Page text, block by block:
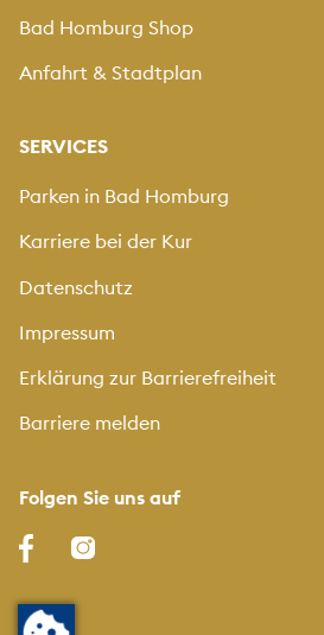
Bad Homburg Shop
Anfahrt & Stadtplan
SERVICES
Parken in Bad Homburg
Karriere bei der Kur
Datenschutz
Impressum
Erklärung zur Barrierefreiheit
Barriere melden
Folgen Sie uns auf